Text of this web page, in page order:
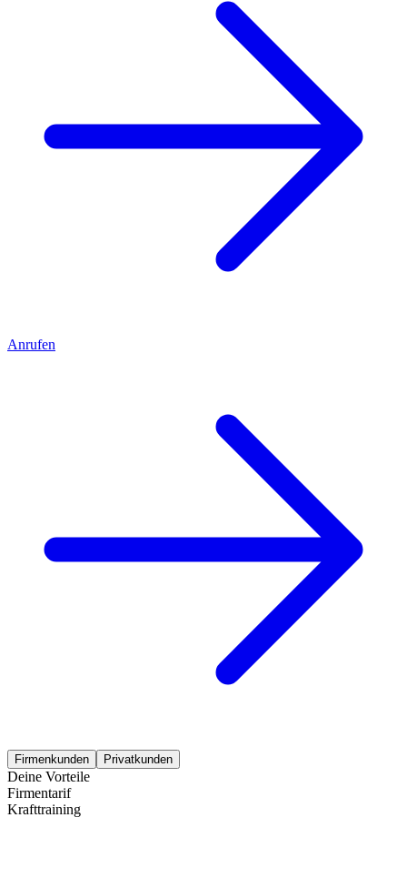
Anrufen
Firmenkunden Privatkunden
Deine Vorteile
Firmentarif
Krafttraining